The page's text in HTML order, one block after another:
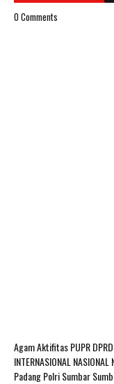
0 Comments
AgamAktifitas PUPR
INTERNASIONAL NASIONAL
PadangPolriSumbar